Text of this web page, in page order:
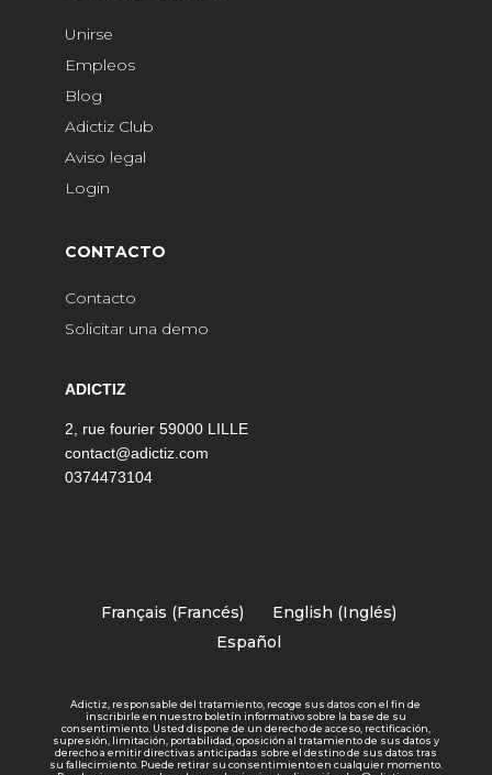
Unirse
Empleos
Blog
Adictiz Club
Aviso legal
Login
CONTACTO
Contacto
Solicitar una demo
ADICTIZ
2, rue fourier 59000 LILLE
contact@adictiz.com
0374473104
Français (Francés) English (Inglés)
Español
Adictiz, responsable del tratamiento, recoge sus datos con el fin de
inscribirle en nuestro boletín informativo sobre la base de su
consentimiento. Usted dispone de un derecho de acceso, rectificación,
supresión, limitación, portabilidad, oposición al tratamiento de sus datos y
derecho a emitir directivas anticipadas sobre el destino de sus datos tras
su fallecimiento. Puede retirar su consentimiento en cualquier momento.